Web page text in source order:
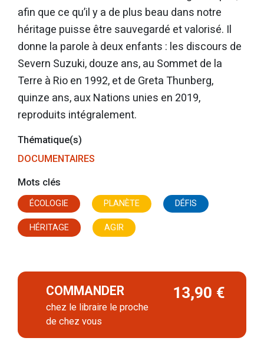
afin que ce qu’il y a de plus beau dans notre
héritage puisse être sauvegardé et valorisé. Il
donne la parole à deux enfants : les discours de
Severn Suzuki, douze ans, au Sommet de la
Terre à Rio en 1992, et de Greta Thunberg,
quinze ans, aux Nations unies en 2019,
reproduits intégralement.
Thématique(s)
DOCUMENTAIRES
Mots clés
ÉCOLOGIE PLANÈTE DÉFIS
HÉRITAGE AGIR
COMMANDER
chez le libraire le proche
de chez vous
13,90 €